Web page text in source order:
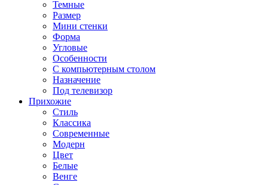
Темные
Размер
Мини стенки
Форма
Угловые
Особенности
С компьютерным столом
Назначение
Под телевизор
Прихожие
Стиль
Классика
Современные
Модерн
Цвет
Белые
Венге